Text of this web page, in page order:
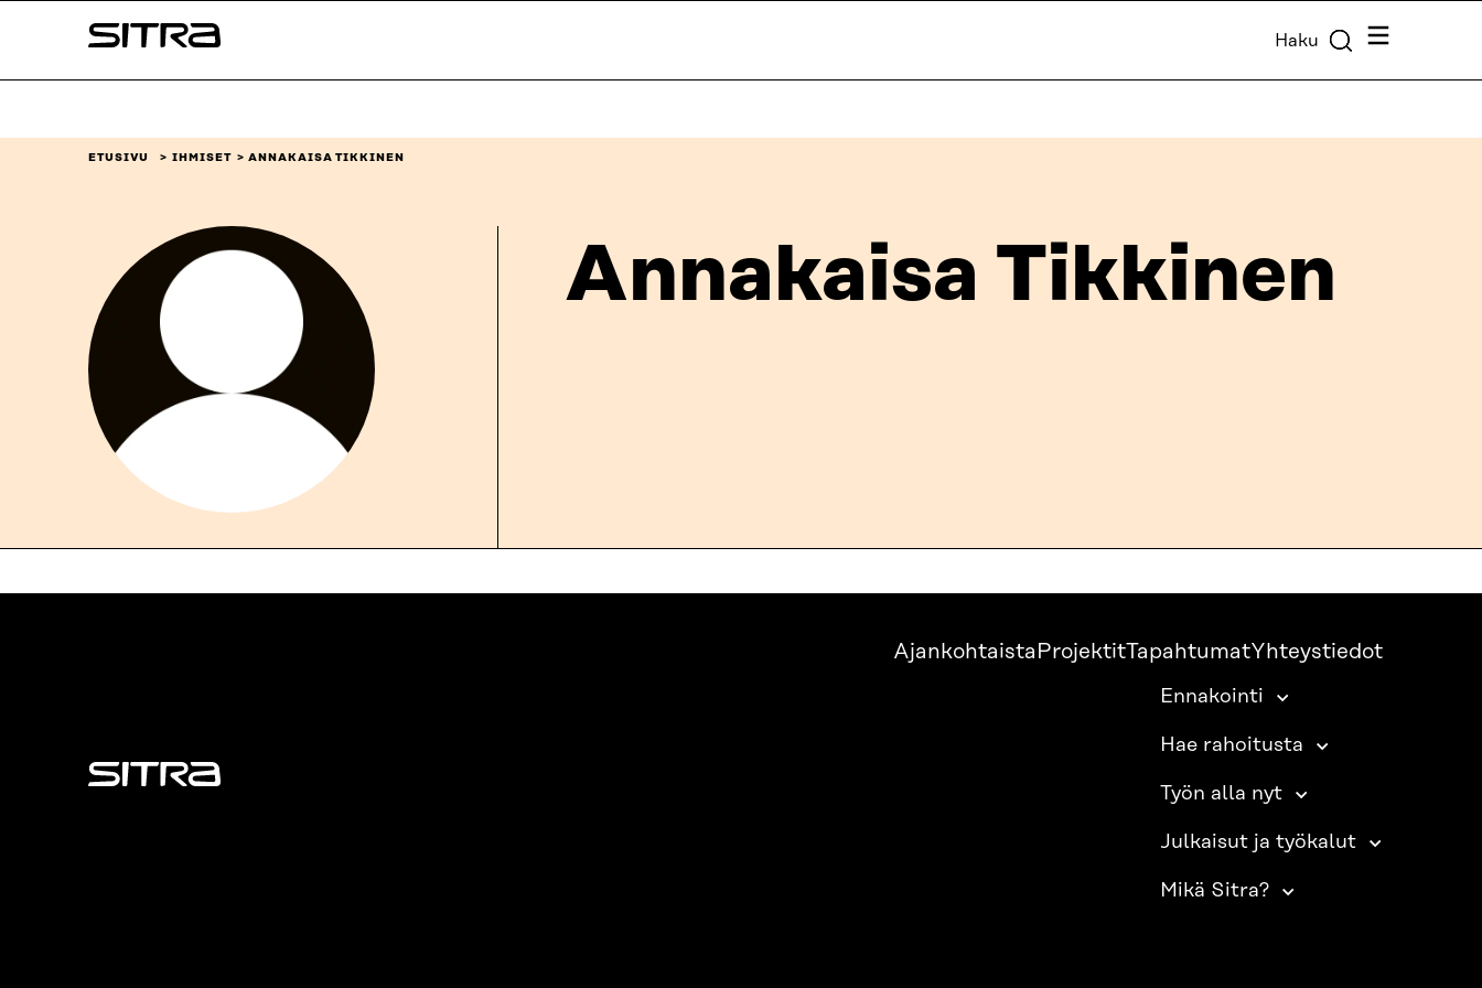
sisältöön
Sitra Haku Valikko
ETUSIVU IHMISET ANNAKAISA TIKKINEN
Annakaisa Tikkinen
Sitra
Ajankohtaista ProjektitTapahtumatYhteystiedot
Ennakointi
Hae rahoitusta
Työn alla nyt
Julkaisut ja työkalut
Mikä Sitra?